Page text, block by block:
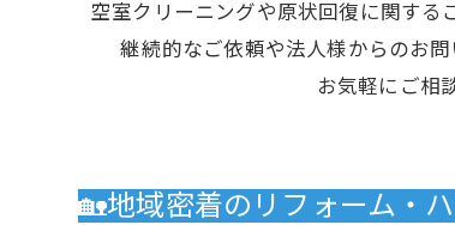
空室クリーニングや原状回復に関する
継続的なご依頼や法人様からのお
お気軽にご相
🏡地域密着のリフォーム・